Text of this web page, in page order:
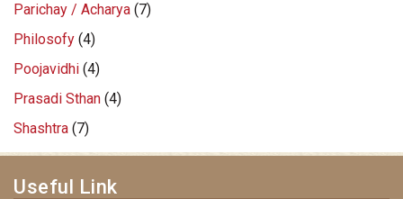
Parichay / Acharya (7)
Philosofy (4)
Poojavidhi (4)
Prasadi Sthan (4)
Shashtra (7)
Useful Link